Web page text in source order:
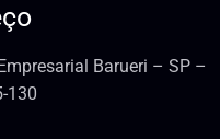
Barueri – SP –
130